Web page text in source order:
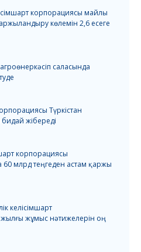
корпорациясы майлы
көлемін 2,6 есеге
саласында
Түркістан
жібереді
корпорациясы
млрд теңгеден астам қаржы
келісімшарт
жұмыс нәтижелерін оң